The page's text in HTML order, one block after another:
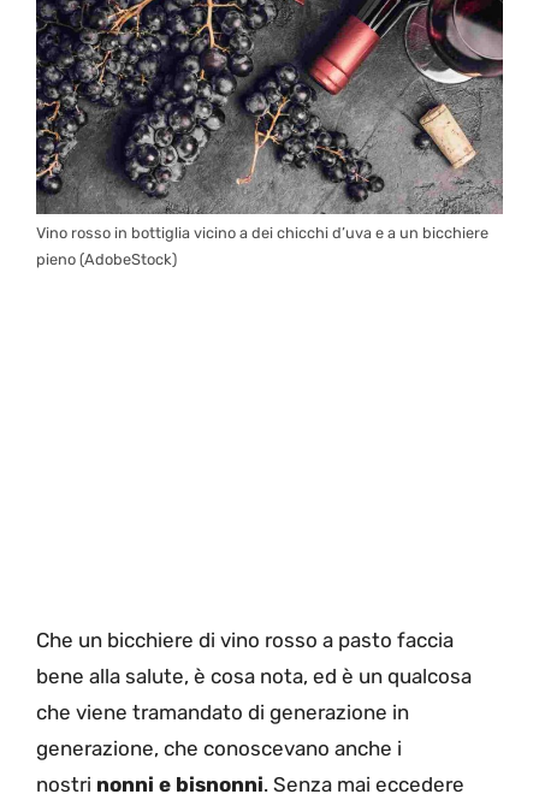
Vino rosso in bottiglia vicino a dei chicchi d’uva e a un bicchiere
pieno (AdobeStock)
Che un bicchiere di vino rosso a pasto faccia
bene alla salute, è cosa nota, ed è un qualcosa
che viene tramandato di generazione in
generazione, che conoscevano anche i
nostri nonni e bisnonni. Senza mai eccedere